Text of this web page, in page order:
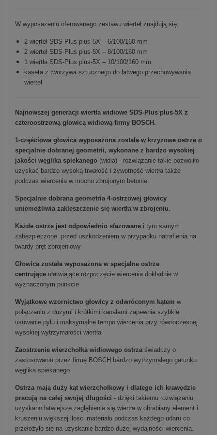
W wyposażeniu oferowanego zestawu wierteł znajdują się:
2 wierteł SDS-Plus plus-5X – 6/100/160 mm
2 wierteł SDS-Plus plus-5X – 8/100/160 mm
1 wiertła SDS-Plus plus-5X – 10/100/160 mm
kaseta z tworzywa sztucznego do łatwego przechowywania
wierteł
Najnowszej generacji wiertła widiowe SDS-Plus plus-5X z
czteroostrzową głowicą widiową firmy BOSCH.
1-częściowa głowica wyposażona została w krzyżowe ostrze o
specjalnie dobranej geometrii, wykonane z bardzo wysokiej
jakości węglika spiekanego (widia) - rozwiązanie takie pozwoliło
uzyskać bardzo wysoką trwałość i żywotność wiertła także
podczas wiercenia w mocno zbrojonym betonie.
Specjalnie dobrana geometria 4-ostrzowej głowicy
uniemożliwia zakleszczenie się wiertła w zbrojeniu.
Każde ostrze jest odpowiednio sfazowane i tym samym
zabezpieczone przed uszkodzeniem w przypadku natrafienia na
twardy pręt zbrojeniowy
Głowica została wyposażona w specjalne ostrze
centrujące ułatwiające rozpoczęcie wiercenia dokładnie w
wyznaczonym punkcie
Wyjątkowe wzornictwo głowicy z odwróconym kątem w
połączeniu z dużymi i krótkimi kanałami zapewnia szybkie
usuwanie pyłu i maksymalne tempo wiercenia przy równoczesnej
wysokiej wytrzymałości wiertła
Zaostrzenie wierzchołka widiowego ostrza świadczy o
zastosowaniu przez firmę BOSCH bardzo wytrzymałego gatunku
węglika spiekanego
Ostrza mają duży kąt wierzchołkowy i dlatego ich krawędzie
pracują na całej swojej długości - dzięki takiemu rozwiązaniu
uzyskano łatwiejsze zagłębienie się wiertła w obrabiany element i
kruszeniu większej ilosci materiału podczas każdego udaru co
przełożyło się na uzyskanie bardzo dużej wydajności wiercenia.